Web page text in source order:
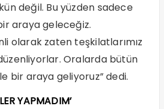
değil. Bu yüzden sadece
araya geleceğiz.
olarak zaten teşkilatlarımız
Oralarda bütün
bir araya geliyoruz” dedi.
YAPMADIM’